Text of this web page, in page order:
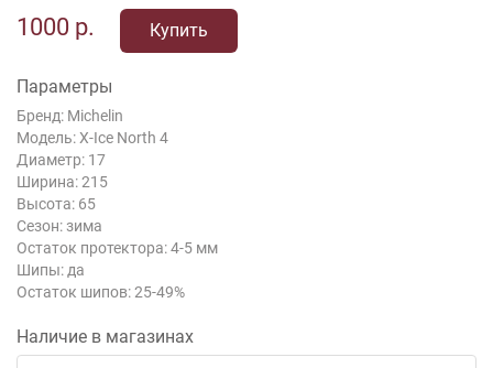
1000 р. Купить
Параметры
Бренд: Michelin
Модель: X-Ice North 4
Диаметр: 17
Ширина: 215
Высота: 65
Сезон: зима
Остаток протектора: 4-5 мм
Шипы: да
Остаток шипов: 25-49%
Наличие в магазинах